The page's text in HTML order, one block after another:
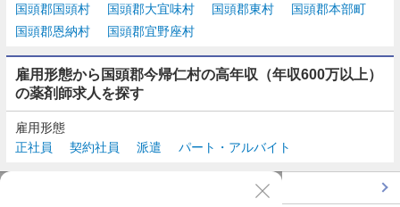
国頭郡国頭村 国頭郡大宜味村 国頭郡東村
国頭郡本部町
国頭郡恩納村
国頭郡宜野座村
雇用形態から国頭郡今帰仁村の高年収（年収600万以上）
の薬剤師求人を探す
雇用形態
正社員
契約社員 派遣 パート・アルバイト